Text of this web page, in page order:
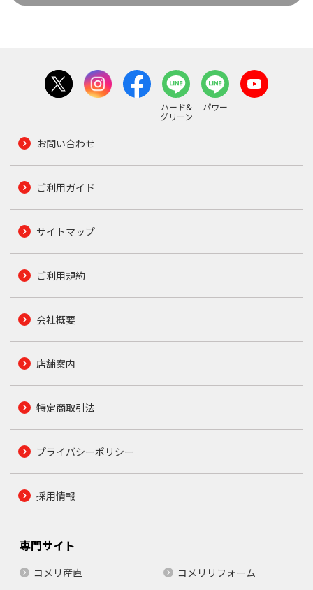
ハード&
グリーン
パワー
お問い合わせ
ご利用ガイド
サイトマップ
ご利用規約
会社概要
店舗案内
特定商取引法
プライバシーポリシー
採用情報
専門サイト
コメリ産直 コメリリフォーム